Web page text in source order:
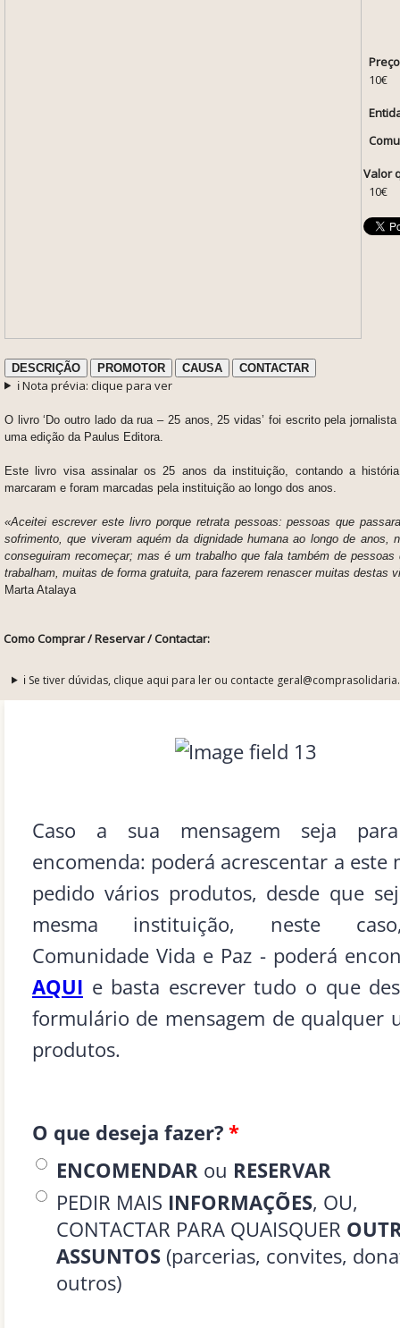
10€
Valor
10€
DESCRIÇÃO PROMOTOR CAUSA CONTACTAR
ℹ️ Nota prévia: clique para ver
O livro ‘Do outro lado da rua – 25 anos, 25 vidas’ foi escrito pela
uma edição da Paulus Editora.
Este livro visa assinalar os 25 anos da instituição, contando a
marcaram e foram marcadas pela instituição ao longo dos anos.
«Aceitei escrever este livro porque retrata pessoas: pessoas que
sofrimento, que viveram aquém da dignidade humana ao longo de anos,
conseguiram recomeçar; mas é um trabalho que fala também de pessoas
trabalham, muitas de forma gratuita, para fazerem renascer muitas destas
Marta Atalaya
Como Comprar / Reservar / Contactar:
ℹ️ Se tiver dúvidas, clique aqui para ler ou contacte